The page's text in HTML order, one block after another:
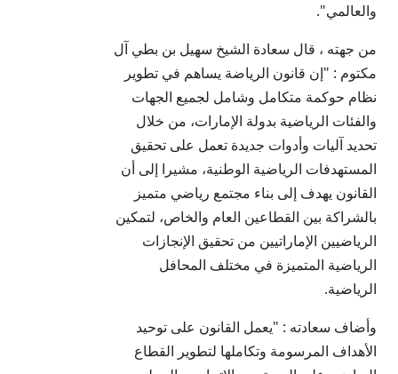
والعالمي".
من جهته ، قال سعادة الشيخ سهيل بن بطي آل
مكتوم : "إن قانون الرياضة يساهم في تطوير
نظام حوكمة متكامل وشامل لجميع الجهات
والفئات الرياضية بدولة الإمارات، من خلال
تحديد آليات وأدوات جديدة تعمل على تحقيق
المستهدفات الرياضية الوطنية، مشيرا إلى أن
القانون يهدف إلى بناء مجتمع رياضي متميز
بالشراكة بين القطاعين العام والخاص، لتمكين
الرياضيين الإماراتيين من تحقيق الإنجازات
الرياضية المتميزة في مختلف المحافل
الرياضية.
وأضاف سعادته : "يعمل القانون على توحيد
الأهداف المرسومة وتكاملها لتطوير القطاع